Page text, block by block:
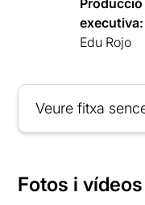
Producció
executiva:
Edu Rojo
Veure fitxa
Fotos i vídeos